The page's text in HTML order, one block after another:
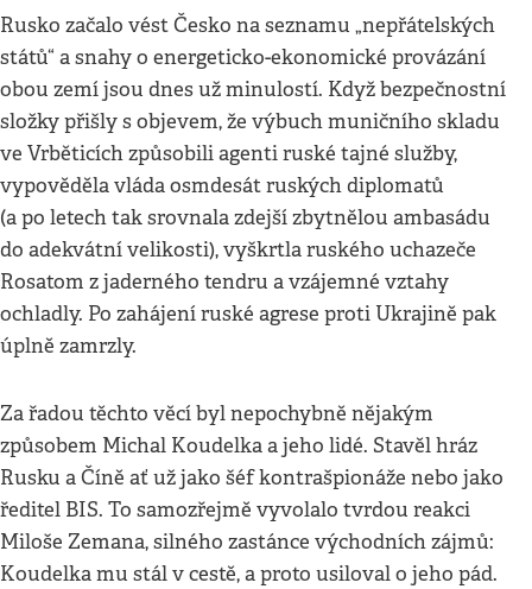
Rusko začalo vést Česko na seznamu „nepřátelských
států“ a snahy o energeticko-ekonomické provázání
obou zemí jsou dnes už minulostí. Když bezpečnostní
složky přišly s objevem, že výbuch muničního skladu
ve Vrběticích způsobili agenti ruské tajné služby,
vypověděla vláda osmdesát ruských diplomatů
(a po letech tak srovnala zdejší zbytnělou ambasádu
do adekvátní velikosti), vyškrtla ruského uchazeče
Rosatom z jaderného tendru a vzájemné vztahy
ochladly. Po zahájení ruské agrese proti Ukrajině pak
úplně zamrzly.
Za řadou těchto věcí byl nepochybně nějakým
způsobem Michal Koudelka a jeho lidé. Stavěl hráz
Rusku a Číně ať už jako šéf kontrašpionáže nebo jako
ředitel BIS. To samozřejmě vyvolalo tvrdou reakci
Miloše Zemana, silného zastánce východních zájmů:
Koudelka mu stál v cestě, a proto usiloval o jeho pád.